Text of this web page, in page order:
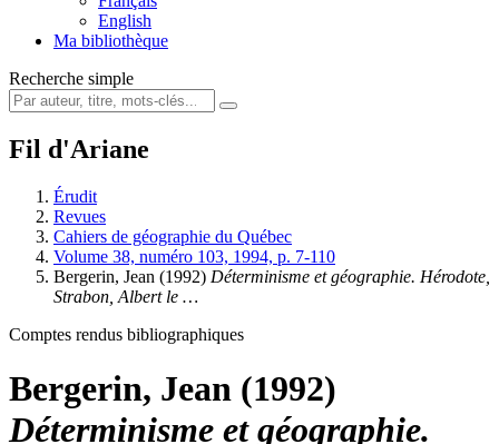
English
Ma bibliothèque
Recherche simple
Fil d'Ariane
Érudit
Revues
Cahiers de géographie du Québec
Volume 38, numéro 103, 1994, p. 7-110
Bergerin, Jean (1992) Déterminisme et géographie. Hérodote,
Strabon, Albert le …
Comptes rendus bibliographiques
Bergerin, Jean (1992)
Déterminisme et géographie.